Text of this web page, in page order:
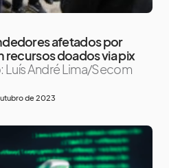
afetados por
doados via pix
Luís André Lima/Secom
de 2023